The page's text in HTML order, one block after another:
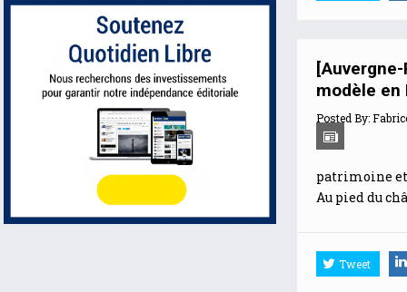
modèle en
Posted By:
patrimoine et
Au pied du
Tweet